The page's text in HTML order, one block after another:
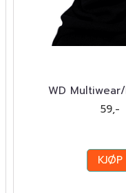
WD
59,-
KJØP